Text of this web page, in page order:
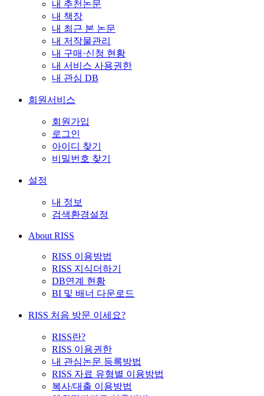
내 추천논문
내 책장
내 최근 본 논문
내 저작물관리
내 구매·신청 현황
내 서비스 사용권한
내 관심 DB
회원서비스
회원가입
로그인
아이디 찾기
비밀번호 찾기
설정
내 정보
검색환경설정
About RISS
RISS 이용방법
RISS 지식더하기
DB연계 현황
BI 및 배너 다운로드
RISS 처음 방문 이세요?
RISS란?
RISS 이용권한
내 관심논문 등록방법
RISS 자료 유형별 이용방법
복사/대출 이용방법